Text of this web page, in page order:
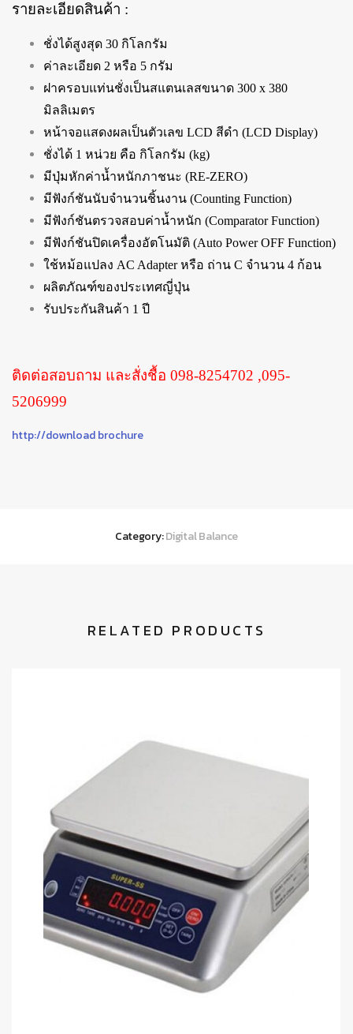
รายละเอียดสินค้า :
ชั่งได้สูงสุด 30 กิโลกรัม
ค่าละเอียด 2 หรือ 5 กรัม
ฝาครอบแท่นชั่งเป็นสแตนเลสขนาด 300 x 380
มิลลิเมตร
หน้าจอแสดงผลเป็นตัวเลข LCD สีดำ (LCD Display)
ชั่งได้ 1 หน่วย คือ กิโลกรัม (kg)
มีปุ่มหักค่าน้ำหนักภาชนะ (RE-ZERO)
มีฟังก์ชันนับจำนวนชิ้นงาน (Counting Function)
มีฟังก์ชันตรวจสอบค่าน้ำหนัก (Comparator Function)
มีฟังก์ชันปิดเครื่องอัตโนมัติ (Auto Power OFF Function)
ใช้หม้อแปลง AC Adapter หรือ ถ่าน C จำนวน 4 ก้อน
ผลิตภัณฑ์ของประเทศญี่ปุ่น
รับประกันสินค้า 1 ปี
ติดต่อสอบถาม และสั่งชื้อ 098-8254702 ,095-
5206999
http://download brochure
Category:Digital Balance
RELATED PRODUCTS